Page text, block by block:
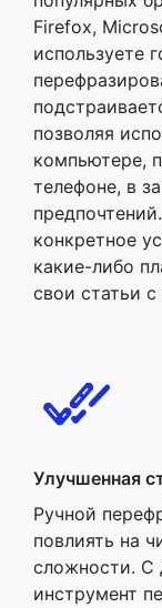
Firefox,
используете
позволяя
компьютере,
телефоне, в
конкретное
какие-либо
свои статьи
Улучшенная
Ручной
повлиять на
сложности. С
инструмент